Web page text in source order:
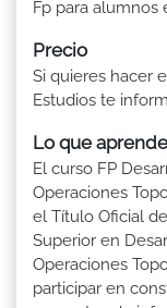
Fp para alumnos
Precio
Si quieres hacer
Estudios te
Lo que
El curso FP
Operaciones
el Título Oficial
Superior en
Operaciones
participar en